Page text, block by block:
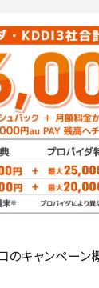
のキャンペーン